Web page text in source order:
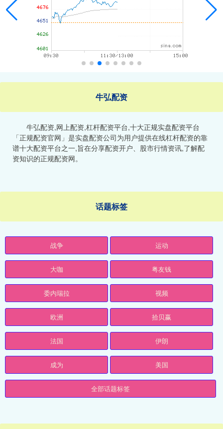
牛弘配资
牛弘配资,网上配资,杠杆配资平台,十大正规实盘配资平台
「正规配资官网」是实盘配资公司为用户提供在线杠杆配资的靠
谱十大配资平台之一,旨在分享配资开户、股市行情资讯,了解配
资知识的正规配资网。
话题标签
战争 运动
大咖 粤友钱
委内瑞拉 视频
欧洲 拾贝赢
法国 伊朗
成为 美国
全部话题标签